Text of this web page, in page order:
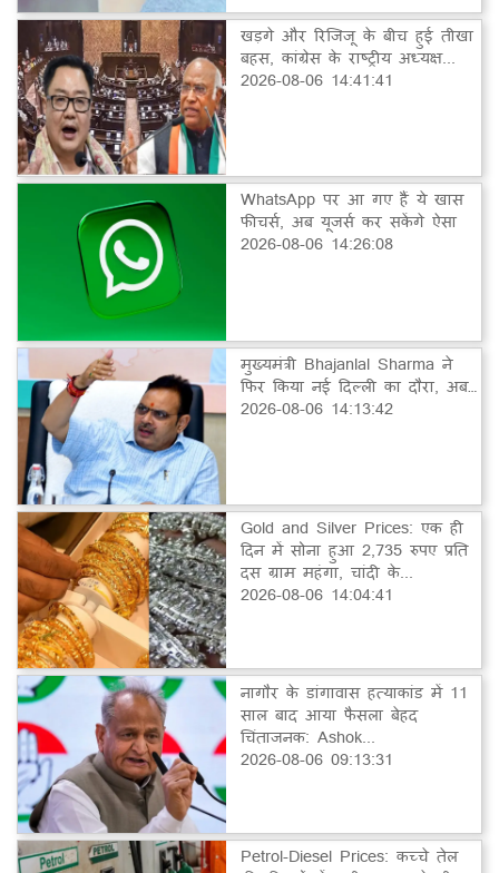
खड़गे और रिजिजू के बीच हुई तीखा
बहस, कांग्रेस के राष्ट्रीय अध्यक्ष...
2026-08-06 14:41:41
WhatsApp पर आ गए हैं ये खास
फीचर्स, अब यूजर्स कर सकेंगे ऐसा
2026-08-06 14:26:08
मुख्यमंत्री Bhajanlal Sharma ने
फिर किया नई दिल्ली का दौरा, अब…
2026-08-06 14:13:42
Gold and Silver Prices: एक ही
दिन में सोना हुआ 2,735 रुपए प्रति
दस ग्राम महंगा, चांदी के...
2026-08-06 14:04:41
नागौर के डांगावास हत्याकांड में 11
साल बाद आया फैसला बेहद
चिंताजनक: Ashok...
2026-08-06 09:13:31
Petrol-Diesel Prices: कच्चे तेल